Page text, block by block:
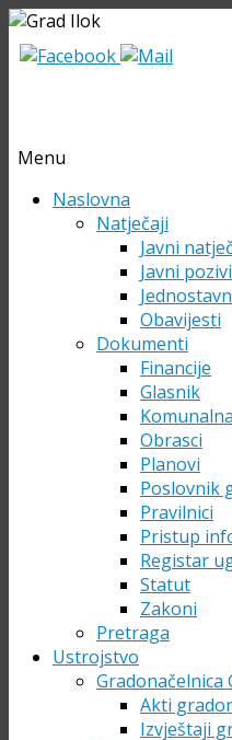
Menu
Skip Naslovna
Natječaji
Javni
Javni pozivi
Obavijesti
Dokumenti
Financije
Glasnik
Obrasci
Planovi
Poslovnik
Pravilnici
Pristup
Registar
Statut
Zakoni
Pretraga
Ustrojstvo
Gradonačelnica
Akti
Izvještaji